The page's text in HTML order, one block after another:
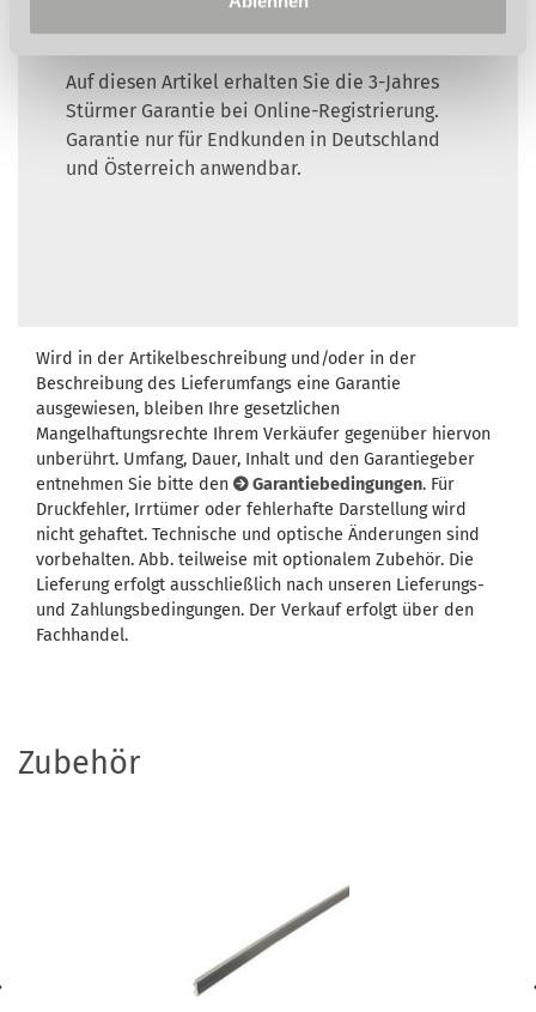
Auf diesen Artikel erhalten Sie die 3-Jahres
Stürmer Garantie bei Online-Registrierung.
Garantie nur für Endkunden in Deutschland
und Österreich anwendbar.
Wird in der Artikelbeschreibung und/oder in der
Beschreibung des Lieferumfangs eine Garantie
ausgewiesen, bleiben Ihre gesetzlichen
Mangelhaftungsrechte Ihrem Verkäufer gegenüber hiervon
unberührt. Umfang, Dauer, Inhalt und den Garantiegeber
entnehmen Sie bitte den
Garantiebedingungen. Für
Druckfehler, Irrtümer oder fehlerhafte Darstellung wird
nicht gehaftet. Technische und optische Änderungen sind
vorbehalten. Abb. teilweise mit optionalem Zubehör. Die
Lieferung erfolgt ausschließlich nach unseren Lieferungs-
und Zahlungsbedingungen. Der Verkauf erfolgt über den
Fachhandel.
Zubehör